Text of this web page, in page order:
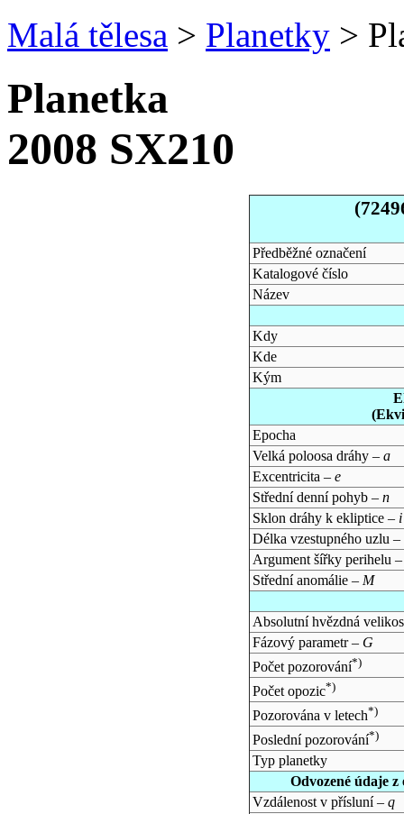
Malá tělesa > Planetky >
Planetka
2008 SX210
Předběžné označení
Katalogové číslo
Název
Kdy
Kde
Kým
Epocha
Velká poloosa dráhy – a
Excentricita – e
Střední denní pohyb – n
Sklon dráhy k ekliptice – i
Délka vzestupného uzlu –
Argument šířky perihelu
Střední anomálie – M
Absolutní hvězdná
Fázový parametr – G
Počet pozorování*)
Počet opozic*)
Pozorována v letech*)
Poslední pozorování*)
Typ planetky
Odvozené údaje
Vzdálenost v přísluní – q